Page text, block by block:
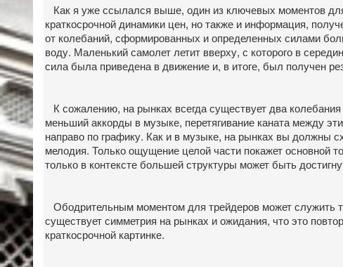
Как я уже ссылался выше, один из ключевых моментов
краткосрочной динамики цен, но также и информация,
от колебаний, сформированных и определенных силами
воду. Маленький самолет летит вверху, с которого в
сила была приведена в движение и, в итоге, был получен
К сожалению, на рынках всегда существует два
меньший аккорды в музыке, перетягивание каната между
направо по графику. Как и в музыке, на рынках вы должны
мелодия. Только ощущение целой части покажет основной
только в контексте большей структуры может быть
Ободрительным моментом для трейдеров может служить
существует симметрия на рынках и ожидания, что это
краткосрочной картинке.